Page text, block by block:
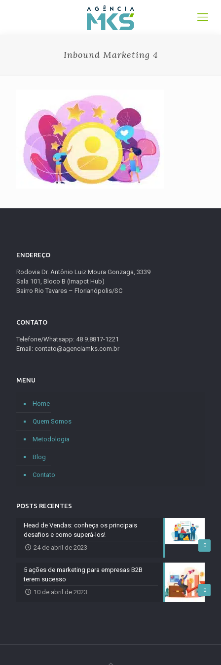
Inbound Marketing 4
ENDEREÇO
Rodovia Dr. Antônio Luiz Moura Gonzaga, 3339
Sala 101, Bloco B (Imapct Hub)
Bairro Rio Tavares – Florianópolis/SC
CONTATO
Telefone/Whatsapp: 48 9.8817-1221
Email: contato@agenciamks.com.br
MENU
Home
Quem Somos
Metodologia
Blog
Contato
POSTS RECENTES
0
Head de Vendas: conheça os principais
desafios e como superá-los!
24 de abril de 2023
0
5 ações de marketing para empresas B2B
terem sucesso
10 de abril de 2023